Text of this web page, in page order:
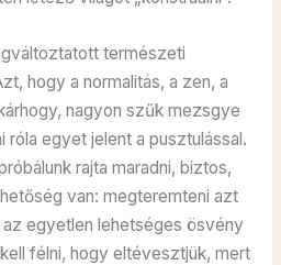
természeti
hogy a normalitás, a zen, a
nagyon szűk mezsgye
róla egyet jelent a pusztulással.
rajta maradni, biztos,
van: megteremteni azt
egyetlen lehetséges ösvény
félni, hogy eltévesztjük, mert